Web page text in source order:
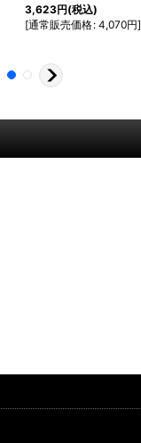
3,623円(税込)
[通常販売価格: 4,070円]